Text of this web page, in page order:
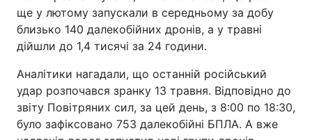
ще у лютому запускали в середньому за добу
близько 140 далекобійних дронів, а у травні
дійшли до 1,4 тисячі за 24 години.
Аналітики нагадали, що останній російський
удар розпочався зранку 13 травня. Відповідно до
звіту Повітряних сил, за цей день, з 8:00 по 18:30,
було зафіксовано 753 далекобійні БПЛА. А вже